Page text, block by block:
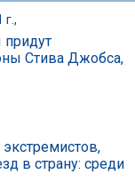
г.,
придут
Стива Джобса,
в страну: среди